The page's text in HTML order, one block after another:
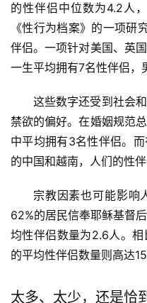
的性伴侣中位数为4.2人
《性行为档案》的一项研
伴侣。一项针对美国、英
一生平均拥有7名性伴侣，
这些数字还受到社会
禁欲的偏好。在婚姻规范
中平均拥有3名性伴侣。
的中国和越南，人们的性伴
宗教因素也可能影响
62%的居民信奉耶稣基督
均性伴侣数量为2.6人。
的平均性伴侣数量则高达
太多、太少，还是恰